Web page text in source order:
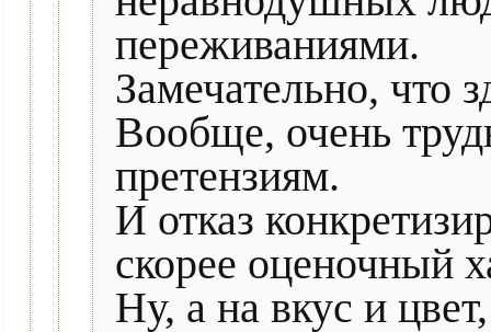
переживаниями.
Замечательно, что
Вообще, очень
претензиям.
И отказ
скорее оценочный
Ну, а на вкус и